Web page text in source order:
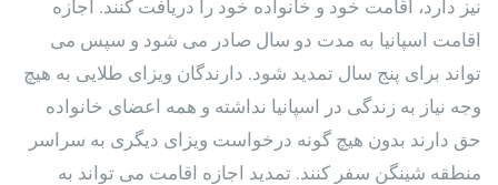
نیز دارد، اقامت خود و خانواده خود را دریافت کنند. اجازه
اقامت اسپانیا به مدت دو سال صادر می شود و سپس می
تواند برای پنج سال تمدید شود. دارندگان ویزای طلایی به هیچ
وجه نیاز به زندگی در اسپانیا نداشته و همه اعضای خانواده
حق دارند بدون هیچ گونه درخواست ویزای دیگری به سراسر
منطقه شینگن سفر کنند. تمدید اجازه اقامت می تواند به